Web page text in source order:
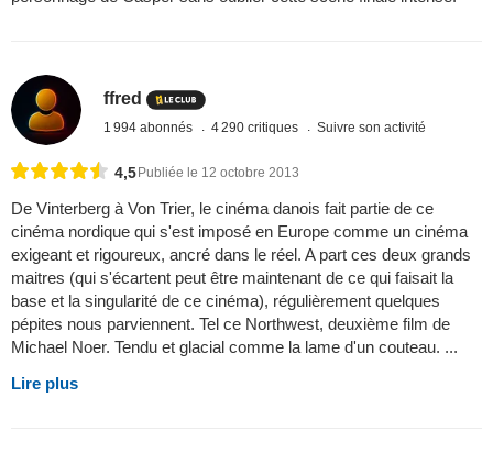
ffred
1 994 abonnés 4 290 critiques Suivre son activité
4,5 Publiée le 12 octobre 2013
De Vinterberg à Von Trier, le cinéma danois fait partie de ce
cinéma nordique qui s'est imposé en Europe comme un cinéma
exigeant et rigoureux, ancré dans le réel. A part ces deux grands
maitres (qui s'écartent peut être maintenant de ce qui faisait la
base et la singularité de ce cinéma), régulièrement quelques
pépites nous parviennent. Tel ce Northwest, deuxième film de
Michael Noer. Tendu et glacial comme la lame d'un couteau. ...
Lire plus